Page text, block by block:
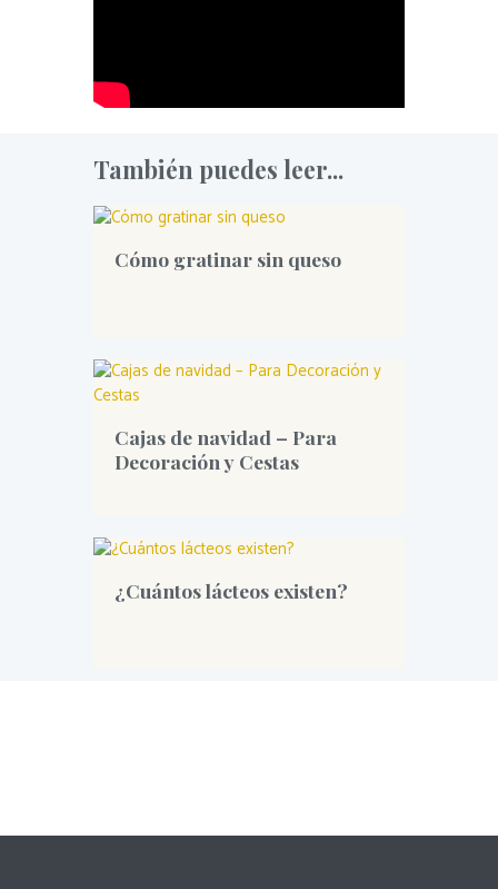
También puedes leer...
Cómo gratinar sin queso
Cajas de navidad – Para
Decoración y Cestas
¿Cuántos lácteos existen?